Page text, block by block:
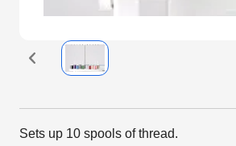
Sets up 10 spools of thread.